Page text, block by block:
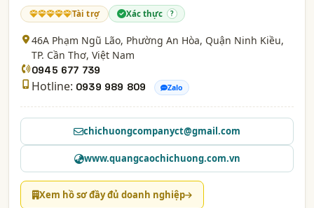
Tài trợ Xác thực ?
46A Phạm Ngũ Lão, Phường An Hòa, Quận Ninh Kiều,
TP. Cần Thơ, Việt Nam
0945 677 739
Hotline: 0939 989 809 Zalo
chichuongcompanyct@gmail.com
www.quangcaochichuong.com.vn
Xem hồ sơ đầy đủ doanh nghiệp